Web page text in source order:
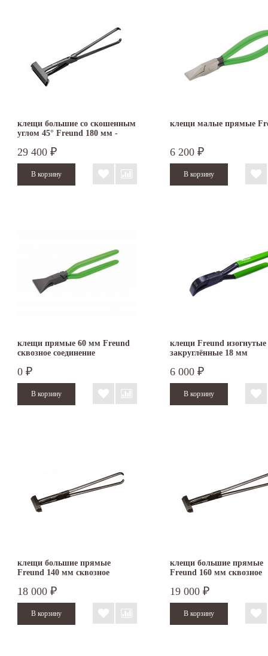
клещи большие со скошенным
углом 45° Freund 180 мм -
29 400 ₽
клещи малые прямые
6 200 ₽
клещи прямые 60 мм Freund
сквозное соединение
0 ₽
клещи Freund изогнутые
закруглённые 18 мм
6 000 ₽
клещи большие прямые
Freund 140 мм сквозное
18 000 ₽
клещи большие прямые
Freund 160 мм сквозное
19 000 ₽